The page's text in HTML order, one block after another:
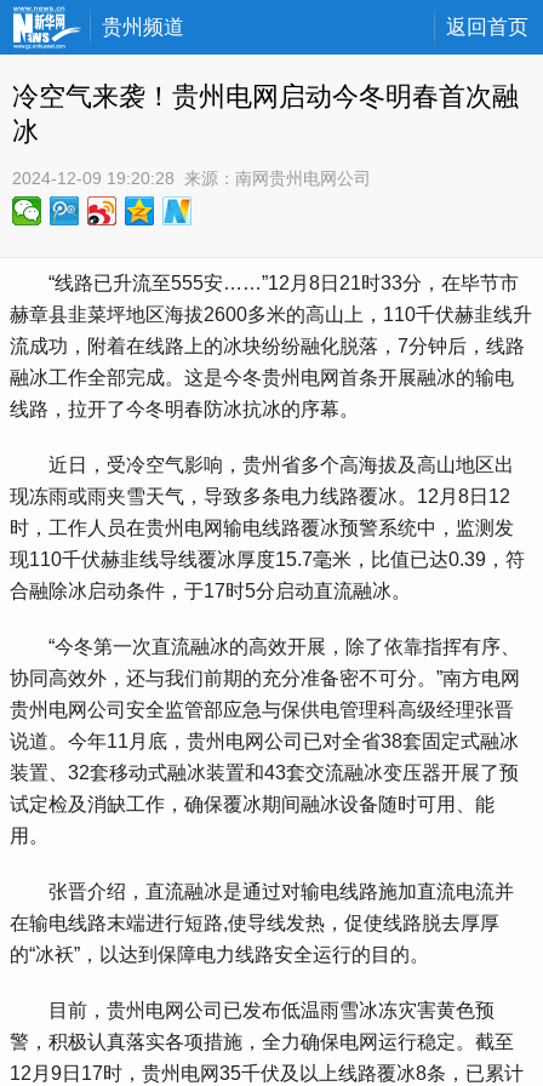
贵州频道 返回首页
冷空气来袭！贵州电网启动今冬明春首次融
冰
2024-12-09 19:20:28 来源： 南网贵州电网公司
“线路已升流至555安……”12月8日21时33分，在毕节市
赫章县韭菜坪地区海拔2600多米的高山上，110千伏赫韭线升
流成功，附着在线路上的冰块纷纷融化脱落，7分钟后，线路
融冰工作全部完成。这是今冬贵州电网首条开展融冰的输电
线路，拉开了今冬明春防冰抗冰的序幕。
近日，受冷空气影响，贵州省多个高海拔及高山地区出
现冻雨或雨夹雪天气，导致多条电力线路覆冰。12月8日12
时，工作人员在贵州电网输电线路覆冰预警系统中，监测发
现110千伏赫韭线导线覆冰厚度15.7毫米，比值已达0.39，符
合融除冰启动条件，于17时5分启动直流融冰。
“今冬第一次直流融冰的高效开展，除了依靠指挥有序、
协同高效外，还与我们前期的充分准备密不可分。”南方电网
贵州电网公司安全监管部应急与保供电管理科高级经理张晋
说道。今年11月底，贵州电网公司已对全省38套固定式融冰
装置、32套移动式融冰装置和43套交流融冰变压器开展了预
试定检及消缺工作，确保覆冰期间融冰设备随时可用、能
用。
张晋介绍，直流融冰是通过对输电线路施加直流电流并
在输电线路末端进行短路,使导线发热，促使线路脱去厚厚
的“冰袄”，以达到保障电力线路安全运行的目的。
目前，贵州电网公司已发布低温雨雪冰冻灾害黄色预
警，积极认真落实各项措施，全力确保电网运行稳定。截至
12月9日17时，贵州电网35千伏及以上线路覆冰8条，已累计